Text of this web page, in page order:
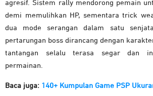
agresif. Sistem rally mendorong pemain
demi memulihkan HP, sementara trick
dua mode serangan dalam satu
pertarungan boss dirancang dengan
tantangan selalu terasa segar dan
permainan.
Baca juga: 140+ Kumpulan Game PSP